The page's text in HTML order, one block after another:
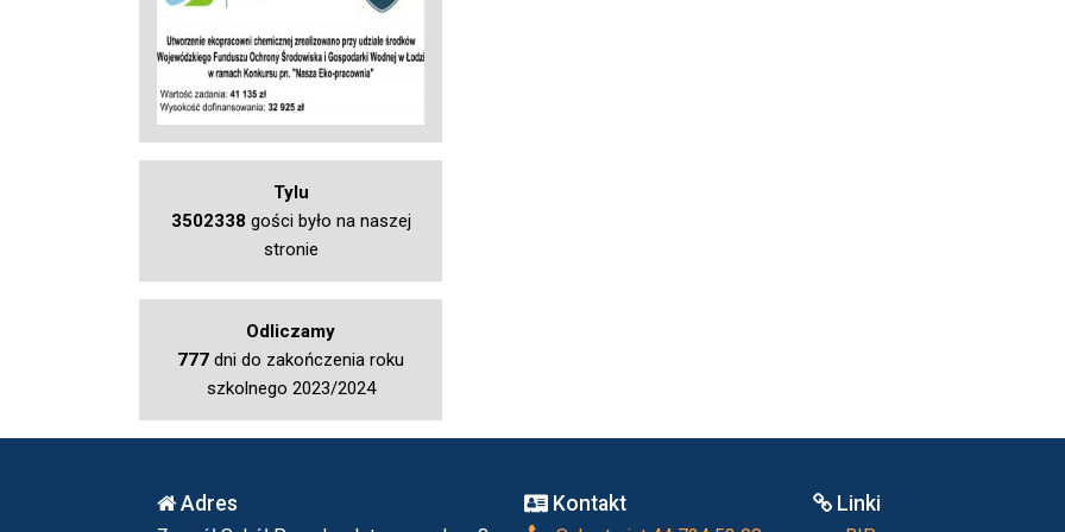
Tylu
3502338 gości było na naszej
stronie
Odliczamy
777 dni do zakończenia roku
szkolnego 2023/2024
Adres Kontakt Linki